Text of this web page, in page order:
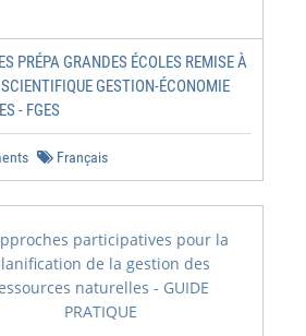
9
13
15
17
18
21
24
27
PRÉPA GRANDES ÉCOLES REMISE À
GESTION-ÉCONOMIE
- FGES
Français